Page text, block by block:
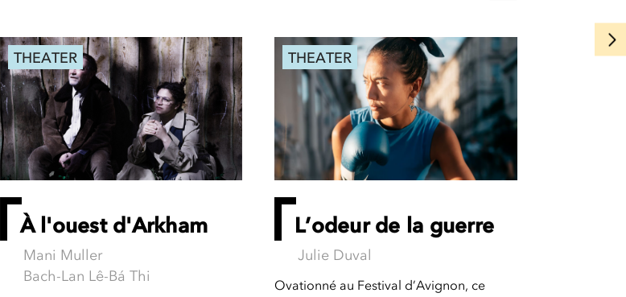
THEATER
À l'ouest d'Arkham
Mani Muller
Bach-Lan Lê-Bá Thi
THEATER
L’odeur de la guerre
Julie Duval
Ovationné au Festival d’Avignon, ce